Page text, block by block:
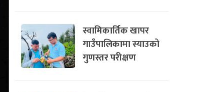
स्वामिकार्तिक खापर
गाउँपालिकामा स्याउको
गुणस्तर परीक्षण